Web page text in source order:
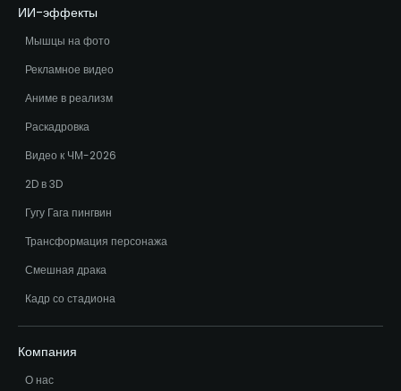
ИИ-эффекты
Мышцы на фото
Рекламное видео
Аниме в реализм
Раскадровка
Видео к ЧМ-2026
2D в 3D
Гугу Гага пингвин
Трансформация персонажа
Смешная драка
Кадр со стадиона
Компания
О нас